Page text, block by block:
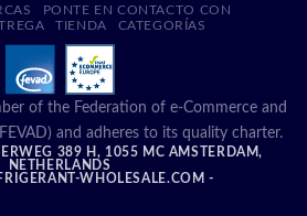
PONTE EN CONTACTO CON
TIENDA CATEGORÍAS
of the Federation of e-Commerce and
and adheres to its quality charter.
389 H, 1055 MC AMSTERDAM,
NETHERLANDS
WHOLESALE.COM -